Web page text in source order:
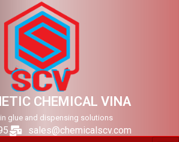
CHEMICAL VINA
in glue and dispensing solutions
sales@chemicalscv.com